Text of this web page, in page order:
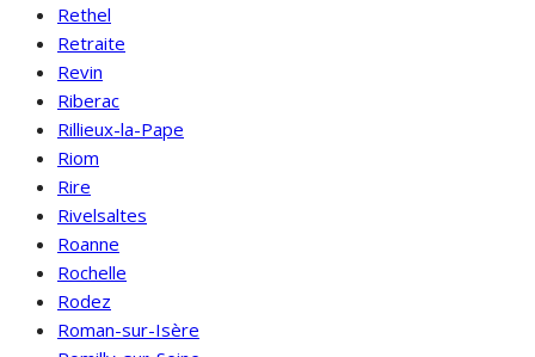
Rethel
Retraite
Revin
Riberac
Rillieux-la-Pape
Riom
Rire
Rivelsaltes
Roanne
Rochelle
Rodez
Roman-sur-Isère